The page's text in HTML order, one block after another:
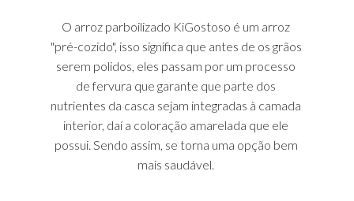
O arroz parboilizado KiGostoso é um arroz
"pré-cozido", isso significa que antes de os grãos
serem polidos, eles passam por um processo
de fervura que garante que parte dos
nutrientes da casca sejam integradas à camada
interior, daí a coloração amarelada que ele
possui. Sendo assim, se torna uma opção bem
mais saudável.